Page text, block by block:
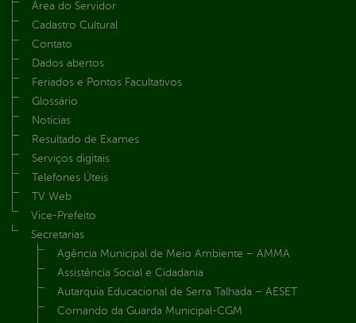
Área do Servidor
Cadastro Cultural
Contato
Dados abertos
Feriados e Pontos Facultativos
Glossário
Notícias
Resultado de Exames
Serviços digitais
Telefones Úteis
TV Web
Vice-Prefeito
Secretarias
Agência Municipal de Meio Ambiente – AMMA
Assistência Social e Cidadania
Autarquia Educacional de Serra Talhada – AESET
Comando da Guarda Municipal-CGM